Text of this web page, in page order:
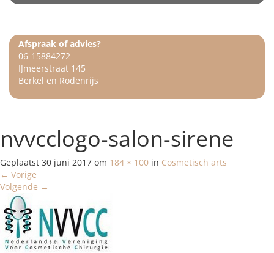
Afspraak of advies?
06-15884272
IJmeerstraat 145
Berkel en Rodenrijs
nvvcclogo-salon-sirene
Geplaatst 30 juni 2017 om 184 × 100 in Cosmetisch arts
← Vorige
Volgende →